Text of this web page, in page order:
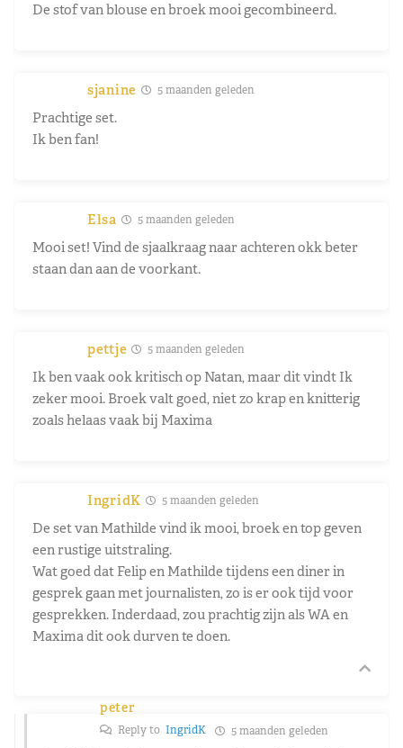
De stof van blouse en broek mooi gecombineerd.
sjanine 5 maanden geleden
Prachtige set.
Ik ben fan!
Elsa 5 maanden geleden
Mooi set! Vind de sjaalkraag naar achteren okk beter
staan dan aan de voorkant.
pettje 5 maanden geleden
Ik ben vaak ook kritisch op Natan, maar dit vindt Ik
zeker mooi. Broek valt goed, niet zo krap en knitterig
zoals helaas vaak bij Maxima
IngridK 5 maanden geleden
De set van Mathilde vind ik mooi, broek en top geven
een rustige uitstraling.
Wat goed dat Felip en Mathilde tijdens een diner in
gesprek gaan met journalisten, zo is er ook tijd voor
gesprekken. Inderdaad, zou prachtig zijn als WA en
Maxima dit ook durven te doen.
peter
Reply to IngridK 5 maanden geleden